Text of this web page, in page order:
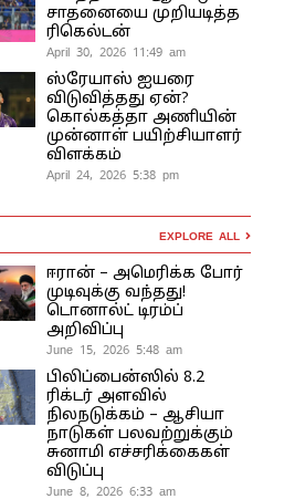
சாதனையை முறியடித்த
ரிகெல்டன்
April 30, 2026 11:49 am
ஸ்ரேயாஸ் ஐயரை
விடுவித்தது ஏன்?
கொல்கத்தா அணியின்
முன்னாள் பயிற்சியாளர்
விளக்கம்
April 24, 2026 5:38 pm
EXPLORE ALL
ஈரான் – அமெரிக்க போர்
முடிவுக்கு வந்தது!
டொனால்ட் டிரம்ப்
அறிவிப்பு
June 15, 2026 5:48 am
பிலிப்பைன்ஸில் 8.2
ரிக்டர் அளவில்
நிலநடுக்கம் – ஆசியா
நாடுகள் பலவற்றுக்கும்
சுனாமி எச்சரிக்கைகள்
விடுப்பு
June 8, 2026 6:33 am